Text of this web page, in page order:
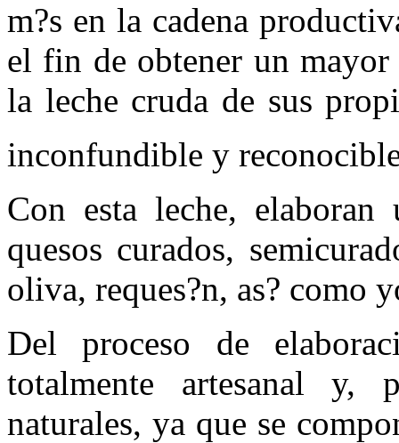
m?s en la cadena
el fin de obtener un
la leche cruda de sus
inconfundible y
Con esta leche,
quesos curados,
oliva, reques?n, as? como
Del proceso de
totalmente artesanal y,
naturales, ya que se